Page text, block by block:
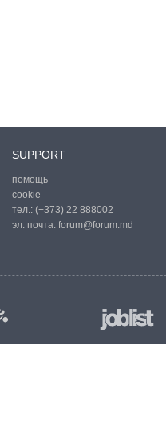
SUPPORT
помощь
cookie
тел.: (+373) 22 888002
эл. почта: forum@forum.md